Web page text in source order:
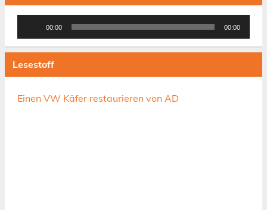
00:00 00:00
Lesestoff
Einen VW Käfer restaurieren von AD